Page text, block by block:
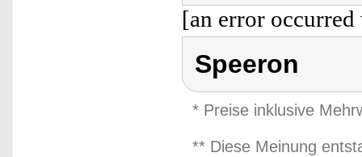
[an error
Speeron
* Preise inklusive
** Diese Meinung